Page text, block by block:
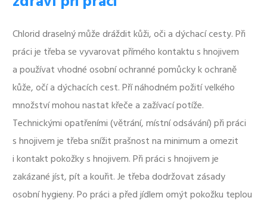
Chlorid draselný může dráždit kůži, oči a dýchací cesty. Při
práci je třeba se vyvarovat přímého kontaktu s hnojivem
a používat vhodné osobní ochranné pomůcky k ochraně
kůže, očí a dýchacích cest. Pří náhodném požití velkého
množství mohou nastat křeče a zažívací potíže.
Technickými opatřeními (větrání, místní odsávání) při práci
s hnojivem je třeba snížit prašnost na minimum a omezit
i kontakt pokožky s hnojivem. Při práci s hnojivem je
zakázané jíst, pít a kouřit. Je třeba dodržovat zásady
osobní hygieny. Po práci a před jídlem omýt pokožku teplou